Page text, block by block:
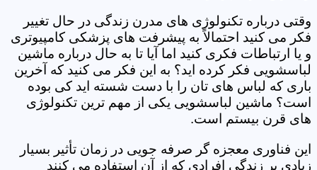
وقتی درباره تکنولوژی های مدرن زندگی در حال تغییر
فکر می کنید احتمالاً به پیشرفت های پزشکی کامپیوتری
و یا ارتباطات فکری کنید اما آیا تا به حال درباره ماشین
لباسشویی فکر کرده اید؟ به این فکر می کنید که آخرین
باری که لباس های تان را با دست شسته اید کی بوده
است؟ ماشین لباسشویی یکی از مهم ترین تکنولوژی
های قرن بیستم است.
این فناوری معجزه گر صرفه جویی در زمان تأثیر بسیار
زیادی بر زندگی افرادی که از آن استفاده می کنند